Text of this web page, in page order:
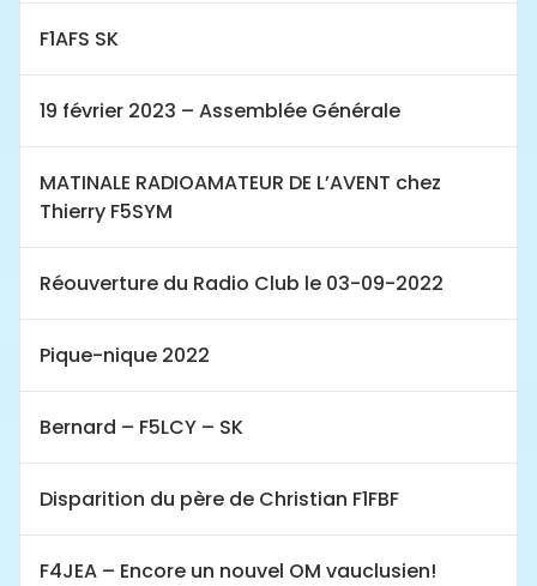
F1AFS SK
19 février 2023 – Assemblée Générale
MATINALE RADIOAMATEUR DE L’AVENT chez
Thierry F5SYM
Réouverture du Radio Club le 03-09-2022
Pique-nique 2022
Bernard – F5LCY – SK
Disparition du père de Christian F1FBF
F4JEA – Encore un nouvel OM vauclusien!